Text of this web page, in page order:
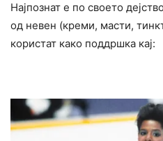
Најпознат е по своето
од невен (креми, масти,
користат како поддршка кај: